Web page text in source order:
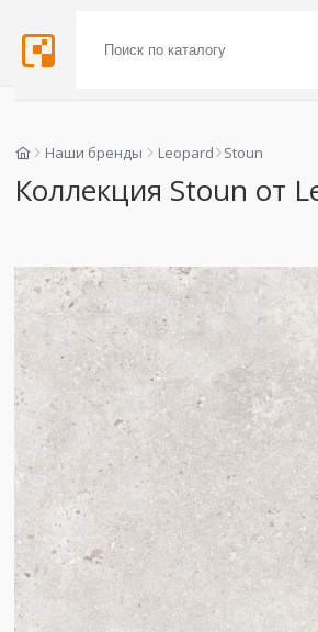
Наши бренды Leopard Stoun
Коллекция Stoun от